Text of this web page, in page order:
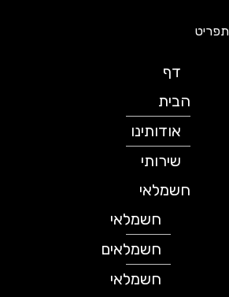
הבית
אודותינו
שירותי
חשמלאי
חשמלאי
חשמלאים
חשמלאי